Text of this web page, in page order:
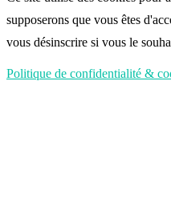
supposerons que vous êtes
vous désinscrire si vous le
Politique de confidentialité &